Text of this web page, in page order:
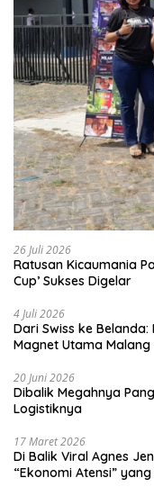
26 Juli 2026
Ratusan Kicaumania
Cup’ Sukses Digelar
4 Juli 2026
Dari Swiss ke
Magnet Utama
20 Juni 2026
Dibalik Megahnya
Logistiknya
17 Maret 2026
Di Balik Viral Agnes
“Ekonomi Atensi”